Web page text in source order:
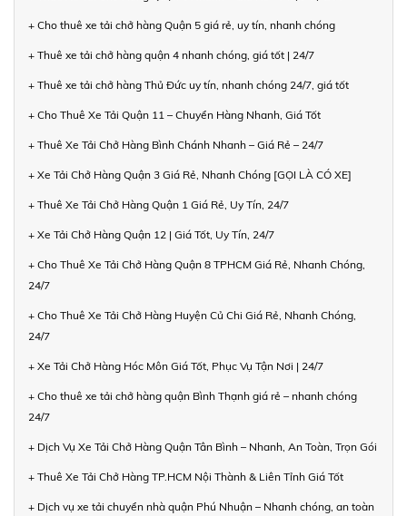
+ Cho thuê xe tải chở hàng Quận 5 giá rẻ, uy tín, nhanh chóng
+ Thuê xe tải chở hàng quận 4 nhanh chóng, giá tốt | 24/7
+ Thuê xe tải chở hàng Thủ Đức uy tín, nhanh chóng 24/7, giá tốt
+ Cho Thuê Xe Tải Quận 11 – Chuyển Hàng Nhanh, Giá Tốt
+ Thuê Xe Tải Chở Hàng Bình Chánh Nhanh – Giá Rẻ – 24/7
+ Xe Tải Chở Hàng Quận 3 Giá Rẻ, Nhanh Chóng [GỌI LÀ CÓ XE]
+ Thuê Xe Tải Chở Hàng Quận 1 Giá Rẻ, Uy Tín, 24/7
+ Xe Tải Chở Hàng Quận 12 | Giá Tốt, Uy Tín, 24/7
+ Cho Thuê Xe Tải Chở Hàng Quận 8 TPHCM Giá Rẻ, Nhanh Chóng,
24/7
+ Cho Thuê Xe Tải Chở Hàng Huyện Củ Chi Giá Rẻ, Nhanh Chóng,
24/7
+ Xe Tải Chở Hàng Hóc Môn Giá Tốt, Phục Vụ Tận Nơi | 24/7
+ Cho thuê xe tải chở hàng quận Bình Thạnh giá rẻ – nhanh chóng
24/7
+ Dịch Vụ Xe Tải Chở Hàng Quận Tân Bình – Nhanh, An Toàn, Trọn Gói
+ Thuê Xe Tải Chở Hàng TP.HCM Nội Thành & Liên Tỉnh Giá Tốt
+ Dịch vụ xe tải chuyển nhà quận Phú Nhuận – Nhanh chóng, an toàn